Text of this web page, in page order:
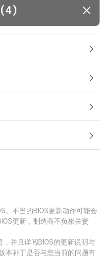
(4)
。不当的BIOS更新动作可能会
更新，制造商不负相关责
并且详阅BIOS的更新说明与
本补丁是否与您当前的问题有